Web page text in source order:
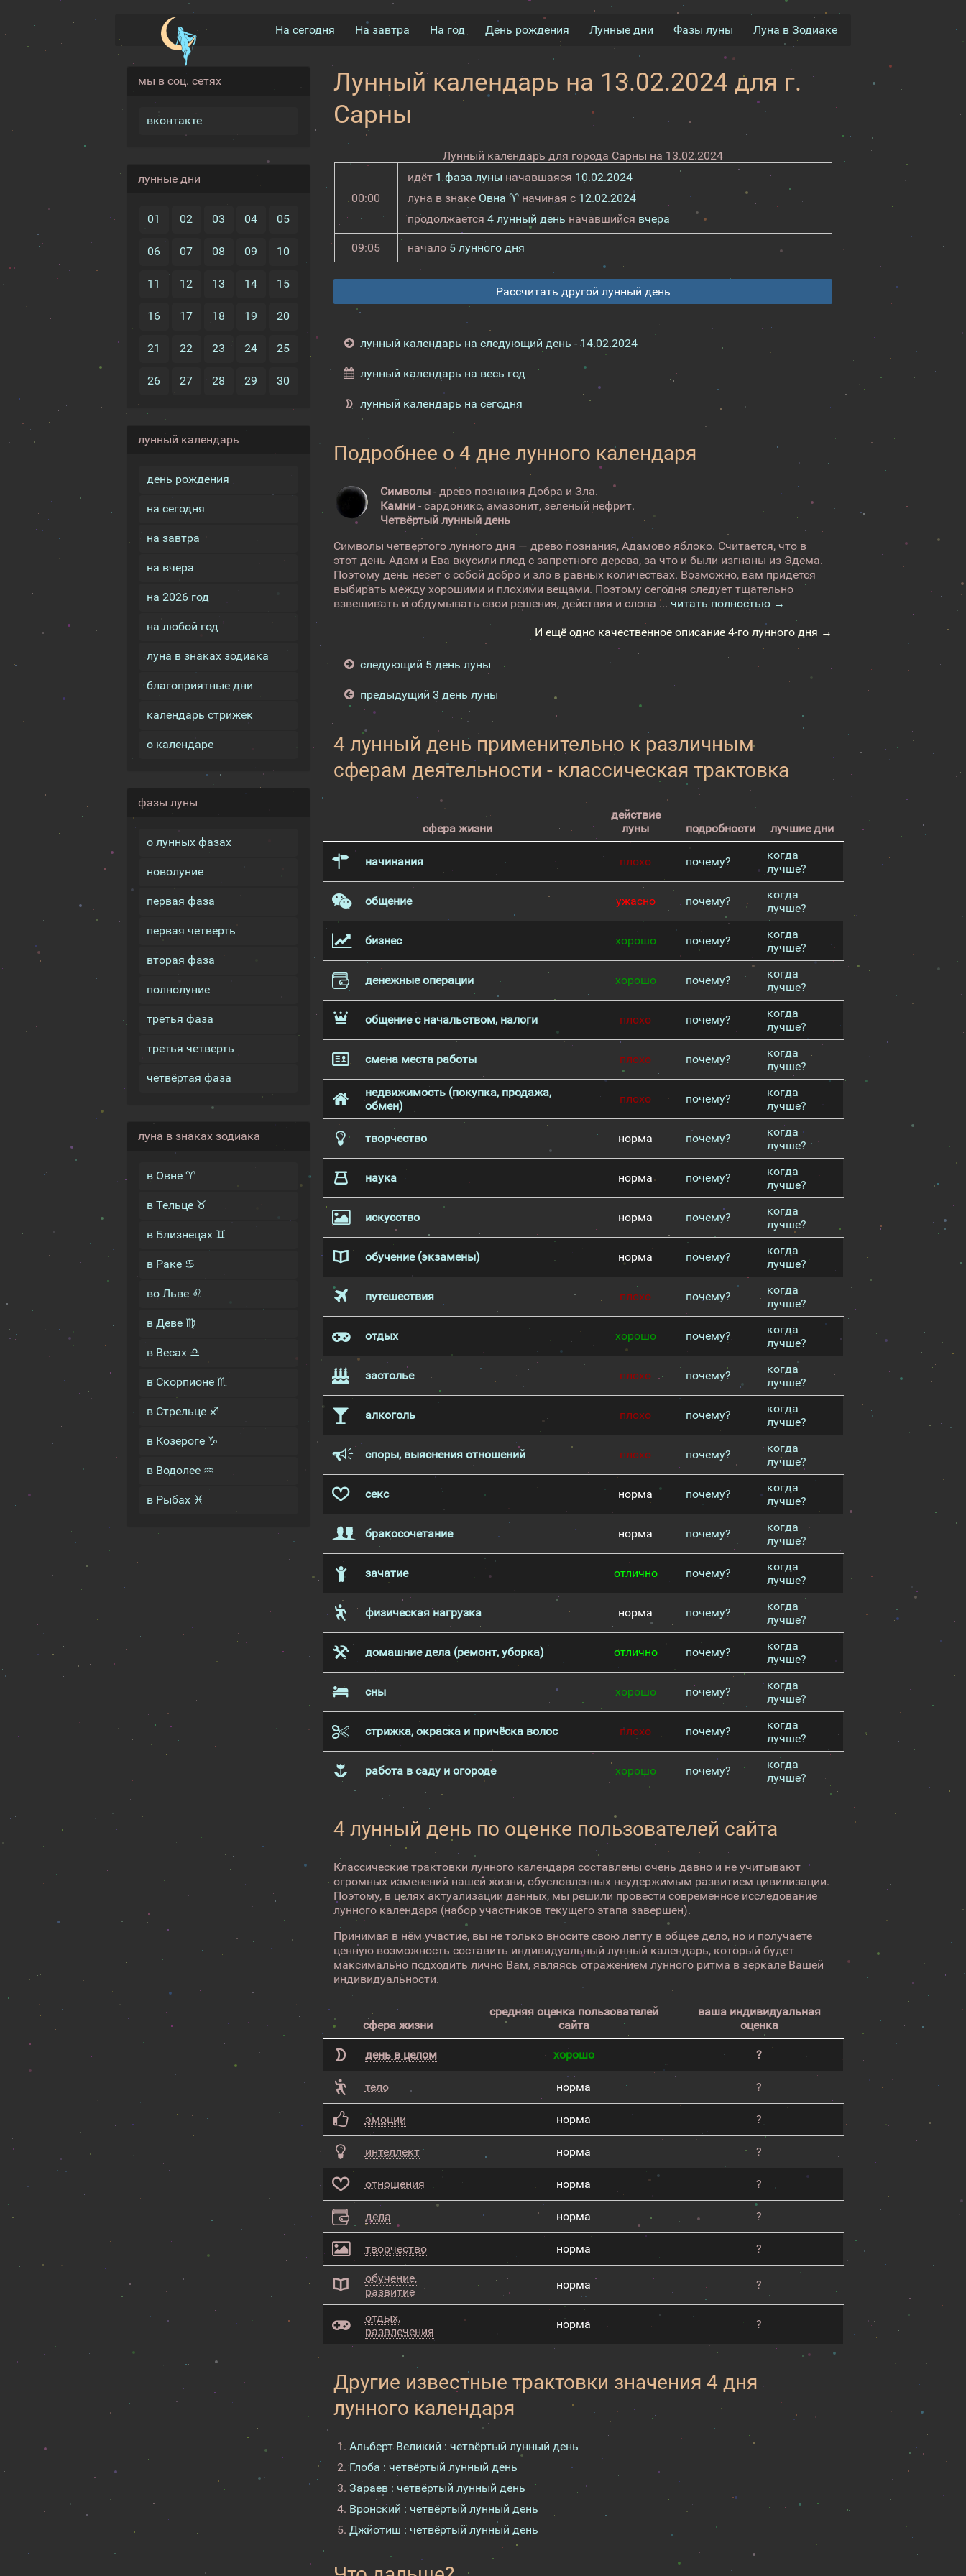
На сегодня На завтра На год День рождения Лунные дни Фазы луны Луна в Зодиаке
мы в соц. сетях
вконтакте
лунные дни
01 02 03 04 05
06 07 08 09 10
11 12 13 14 15
16 17 18 19 20
21 22 23 24 25
26 27 28 29 30
лунный календарь
день рождения
на сегодня
на завтра
на вчера
на 2026 год
на любой год
луна в знаках зодиака
благоприятные дни
календарь стрижек
о календаре
фазы луны
о лунных фазах
новолуние
первая фаза
первая четверть
вторая фаза
полнолуние
третья фаза
третья четверть
четвёртая фаза
луна в знаках зодиака
в Овне ♈
в Тельце ♉
в Близнецах ♊
в Раке ♋
во Льве ♌
в Деве ♍
в Весах ♎
в Скорпионе ♏
в Стрельце ♐
в Козероге ♑
в Водолее ♒
в Рыбах ♓
Лунный календарь на 13.02.2024 для г.
Сарны
Лунный календарь для города Сарны на 13.02.2024
00:00
идёт 1 фаза луны начавшаяся 10.02.2024
луна в знаке Овна ♈начиная с 12.02.2024
продолжается 4 лунный день начавшийся вчера
09:05 начало 5 лунного дня
Рассчитать другой лунный день
лунный календарь на следующий день - 14.02.2024
лунный календарь на весь год
лунный календарь на сегодня
Подробнее о 4 дне лунного календаря
Символы - древо познания Добра и Зла.
Камни - сардоникс, амазонит, зеленый нефрит.
Четвёртый лунный день
Символы четвертого лунного дня — древо познания, Адамово яблоко. Считается, что в
этот день Адам и Ева вкусили плод с запретного дерева, за что и были изгнаны из Эдема.
Поэтому день несет с собой добро и зло в равных количествах. Возможно, вам придется
выбирать между хорошими и плохими вещами. Поэтому сегодня следует тщательно
взвешивать и обдумывать свои решения, действия и слова ...читать полностью →
И ещё одно качественное описание 4-го лунного дня →
следующий 5 день луны
предыдущий 3 день луны
4 лунный день применительно к различным
сферам деятельности - классическая трактовка
сфера жизни
действие
луны
подробности лучшие дни
начинания плохо почему?
когда
лучше?
общение ужасно почему?
когда
лучше?
бизнес хорошо почему?
когда
лучше?
денежные операции хорошо почему?
когда
лучше?
общение с начальством, налоги плохо почему?
когда
лучше?
смена места работы плохо почему?
когда
лучше?
недвижимость (покупка, продажа,
обмен)
плохо почему?
когда
лучше?
творчество норма почему?
когда
лучше?
наука норма почему?
когда
лучше?
искусство норма почему?
когда
лучше?
обучение (экзамены) норма почему?
когда
лучше?
путешествия плохо почему?
когда
лучше?
отдых хорошо почему?
когда
лучше?
застолье плохо почему?
когда
лучше?
алкоголь плохо почему?
когда
лучше?
споры, выяснения отношений плохо почему?
когда
лучше?
секс норма почему?
когда
лучше?
бракосочетание норма почему?
когда
лучше?
зачатие отлично почему?
когда
лучше?
физическая нагрузка норма почему?
когда
лучше?
домашние дела (ремонт, уборка) отлично почему?
когда
лучше?
сны хорошо почему?
когда
лучше?
стрижка, окраска и причёска волос плохо почему?
когда
лучше?
работа в саду и огороде хорошо почему?
когда
лучше?
4 лунный день по оценке пользователей сайта
Классические трактовки лунного календаря составлены очень давно и не учитывают
огромных изменений нашей жизни, обусловленных неудержимым развитием цивилизации.
Поэтому, в целях актуализации данных, мы решили провести современное исследование
лунного календаря (набор участников текущего этапа завершен).
Принимая в нём участие, вы не только вносите свою лепту в общее дело, но и получаете
ценную возможность составить индивидуальный лунный календарь, который будет
максимально подходить лично Вам, являясь отражением лунного ритма в зеркале Вашей
индивидуальности.
сфера жизни
средняя оценка пользователей
сайта
ваша индивидуальная
оценка
день в целом хорошо ?
тело норма ?
эмоции норма ?
интеллект норма ?
отношения норма ?
дела норма ?
творчество норма ?
обучение,
развитие
норма ?
отдых,
развлечения
норма ?
Другие известные трактовки значения 4 дня
лунного календаря
Альберт Великий : четвёртый лунный день
Глоба : четвёртый лунный день
Зараев : четвёртый лунный день
Вронский : четвёртый лунный день
Джйотиш : четвёртый лунный день